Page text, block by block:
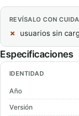
REVÍSALO CON
usuarios sin
Especificaciones
IDENTIDAD
Año
Versión